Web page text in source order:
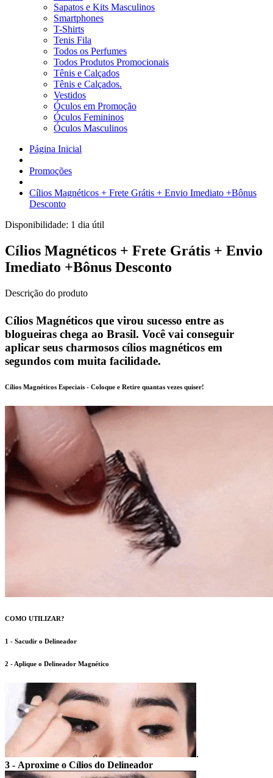
Sapatos e Kits Masculinos
Smartphones
T-Shirts
Tenis Fila
Todos os Perfumes
Todos Produtos Promocionais
Tênis e Calçados
Tênis e Calçados.
Vestidos
Óculos em Promoção
Óculos Femininos
Óculos Masculinos
Página Inicial
Promoções
Cílios Magnéticos + Frete Grátis + Envio Imediato +Bônus
Desconto
Disponibilidade: 1 dia útil
Cílios Magnéticos + Frete Grátis + Envio
Imediato +Bônus Desconto
Descrição do produto
Cílios Magnéticos que virou sucesso entre as
blogueiras chega ao Brasil. Você vai conseguir
aplicar seus charmosos cílios magnéticos em
segundos com muita facilidade.
Cílios Magnéticos Especiais - Coloque e Retire quantas vezes quiser!
COMO UTILIZAR?
1 - Sacudir o Delineador
2 - Aplique o Delineador Magnético
.
3 - Aproxime o Cílios do Delineador